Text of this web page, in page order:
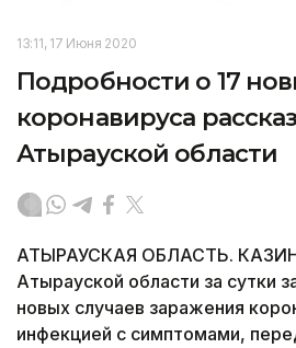
13:11, 17 Июня 2020
Подробности о 17
коронавируса
Атырауской области
АТЫРАУСКАЯ ОБЛАСТЬ.
Атырауской области за сутки
новых случаев заражения
инфекцией с симптомами,